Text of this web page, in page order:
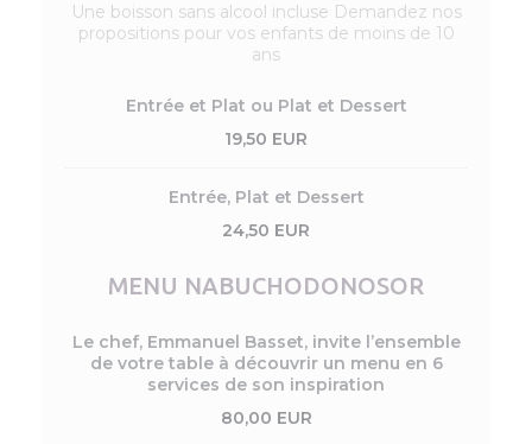
Une boisson sans alcool incluse Demandez nos
propositions pour vos enfants de moins de 10
ans
Entrée et Plat ou Plat et Dessert
19,50 EUR
Entrée, Plat et Dessert
24,50 EUR
MENU NABUCHODONOSOR
Le chef, Emmanuel Basset, invite l’ensemble
de votre table à découvrir un menu en 6
services de son inspiration
80,00 EUR